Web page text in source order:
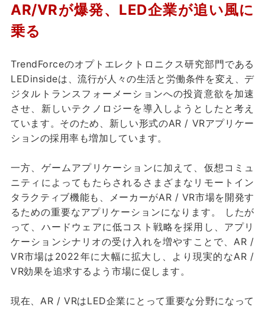
AR/VRが爆発、LED企業が追い風に
乗る
TrendForceのオプトエレクトロニクス研究部門である
LEDinsideは、流行が人々の生活と労働条件を変え、デ
ジタルトランスフォーメーションへの投資意欲を加速
させ、新しいテクノロジーを導入しようとしたと考え
ています。そのため、新しい形式のAR / VRアプリケー
ションの採用率も増加しています。
一方、ゲームアプリケーションに加えて、仮想コミュ
ニティによってもたらされるさまざまなリモートイン
タラクティブ機能も、メーカーがAR / VR市場を開発す
るための重要なアプリケーションになります。 したが
って、ハードウェアに低コスト戦略を採用し、アプリ
ケーションシナリオの受け入れを増やすことで、AR /
VR市場は2022年に大幅に拡大し、より現実的なAR /
VR効果を追求するよう市場に促します。
現在、AR / VRはLED企業にとって重要な分野になって